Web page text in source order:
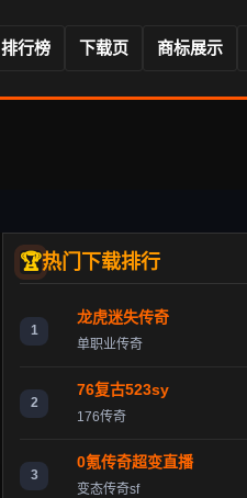
排行榜 下载页 商标展示
热门下载排行
1
龙虎迷失传奇
单职业传奇
2
76复古523sy
176传奇
3
0氪传奇超变直播
变态传奇sf